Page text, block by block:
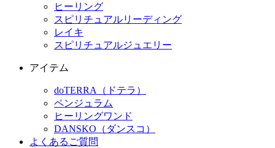
ヒーリング
スピリチュアルリーディング
レイキ
スピリチュアルジュエリー
アイテム
doTERRA（ドテラ）
ペンジュラム
ヒーリングワンド
DANSKO（ダンスコ）
よくあるご質問